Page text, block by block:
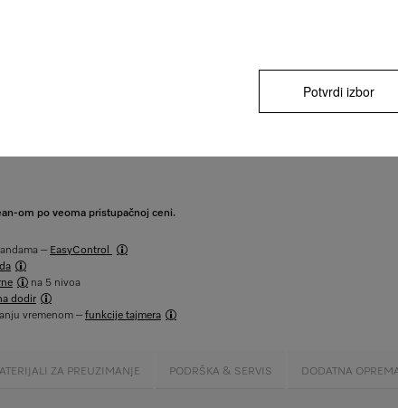
om po veoma pristupačnoj ceni.
– EasyControl
na 5 nivoa
dodir
vremenom – funkcije tajmera
ZA PREUZIMANJE PODRŠKA & SERVIS DODATNA
Potvrdi izbor